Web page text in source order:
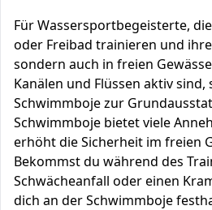
Für Wassersportbegeisterte,
oder Freibad trainieren und
sondern auch in freien
Kanälen und Flüssen aktiv sind,
Schwimmboje zur
Schwimmboje bietet viele
erhöht die Sicherheit im freien
Bekommst du während des
Schwächeanfall oder einen
dich an der Schwimmboje